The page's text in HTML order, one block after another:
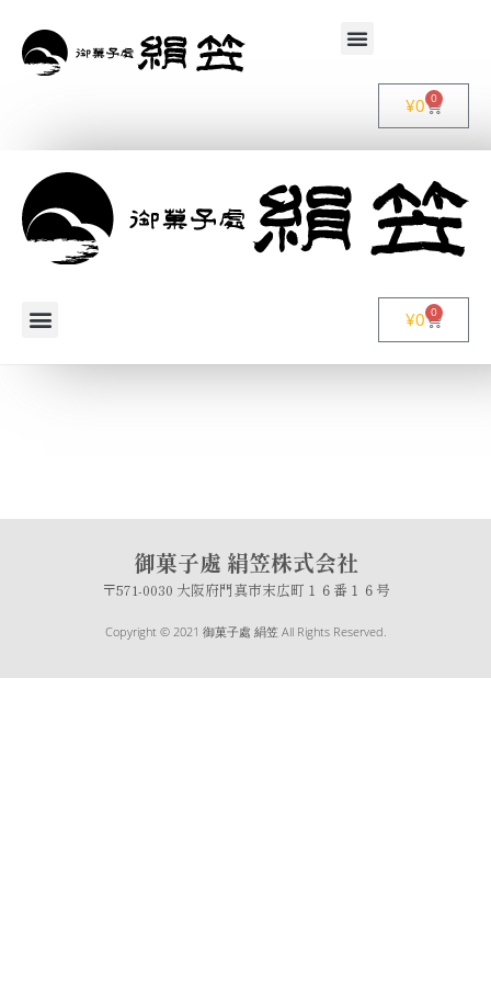
¥0 0
¥0 0
御菓子處 絹笠株式会社
〒571-0030 大阪府門真市末広町１６番１６号
Copyright © 2021 御菓子處 絹笠 All Rights Reserved.